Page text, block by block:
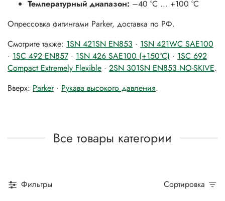
Температурный диапазон: –40 °C ... +100 °C
Опрессовка фитингами Parker, доставка по РФ.
Смотрите также: 1SN 421SN EN853 · 1SN 421WC SAE100
· 1SC 492 EN857 · 1SN 426 SAE100 (+150°C) · 1SC 692
Compact Extremely Flexible · 2SN 301SN EN853 NO-SKIVE.
Вверх: Parker· Рукава высокого давления.
Все товары категории
Фильтры Сортировка